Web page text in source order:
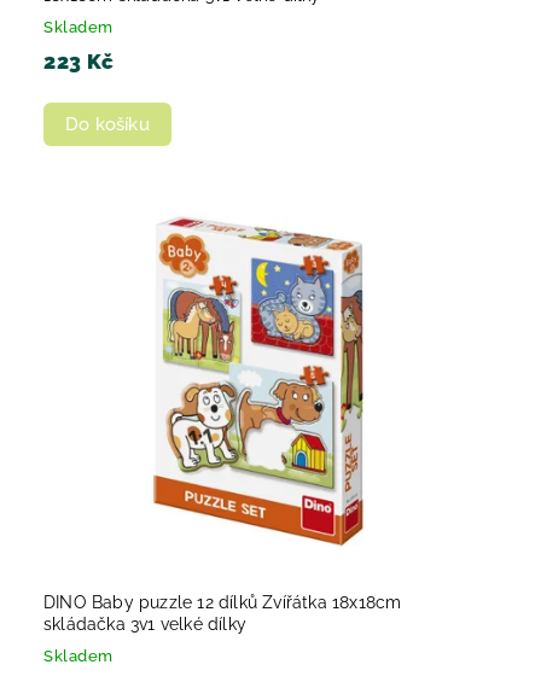
Skladem
223 Kč
Do košíku
DINO Baby puzzle 12 dílků Zvířátka 18x18cm
skládačka 3v1 velké dílky
Skladem